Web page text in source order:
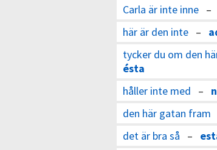
Carla är inte inne –
här är den inte –
tycker du om den
ésta
håller inte med –
den här gatan fram
det är bra så –